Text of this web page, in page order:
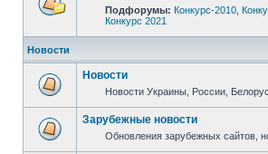
Подфорумы: Конкурс-2010
Конкурс 2021
Новости
Новости
Новости Украины, России,
Зарубежные новости
Обновления зарубежных сайтов,